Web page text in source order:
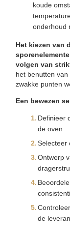
koude
onderhoud
Het kiezen van
volgen van
het benutten
zwakke punten
Een bewezen
Definieer
de oven
Selecteer
Ontwerp
de